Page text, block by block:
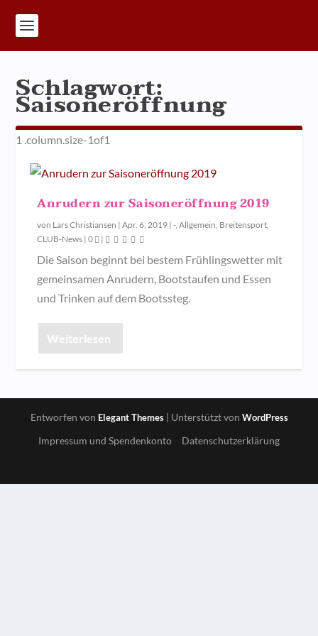
Schlagwort:
Saisoneröffnung
Anrudern zur Saisoneröffnung 2019
von Lars Christiansen |Apr. 6, 2019 |-,Allgemein, Breitensport,
CLUB-News |0 |
Die Saison beginnt bei bestem Frühlingswetter mit
gemeinsamen Anrudern, Bootstaufen und Essen
und Trinken auf dem Bootssteg.
Weiterlesen
Entworfen von Elegant Themes| Unterstützt von WordPress
Impressum und Spendenkonto Datenschutzerklärung